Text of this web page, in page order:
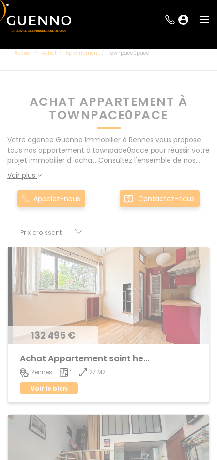
Accueil Achat Appartement Townpace0pace
ACHAT APPARTEMENT À
TOWNPACE0PACE
Votre agence Guenno Immobilier à Rennes vous propose
tous nos appartement à townpace0pace pour réussir votre
projet immobilier d' achat. Consultez l'ensemble de nos
offres à Rennes mais également aux alentours : Le Rheu,
Pacé, Montgermont... Nos appartement à townpace0pace
sont proposés au meilleur prix du marché pour permettre
au plus grand nombre de réussir son projet immobilier.
immeubles, terrains et murs.
Voir plus
Appelez-nous Contactez-nous
132 495 €
Achat Appartement saint helier
Rennes 1
27 M2
Voir le bien